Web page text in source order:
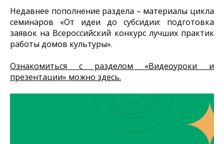
Недавнее пополнение раздела – материалы цикла
семинаров «От идеи до субсидии: подготовка
заявок на Всероссийский конкурс лучших практик
работы домов культуры».
Ознакомиться с разделом «Видеоуроки и
презентации» можно здесь.